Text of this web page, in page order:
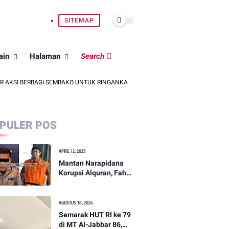
SITEMAP
Halaman Search
BERBAGI SEMBAKO UNTUK RINGANKAN BEBAN MASYARAKAT
POS
APRIL 12, 2025
Mantan Narapidana
Korupsi Alquran, Fahd
Metro Jaya, Karyoto,
Mencuat
AGUSTUS 18, 2024
Semarak HUT RI ke 79
di MT Al-Jabbar 86,